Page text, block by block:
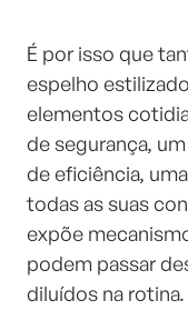
É por isso que
espelho
elementos
de segurança,
de eficiência,
todas as suas
expõe
podem passar
diluídos na rotina.